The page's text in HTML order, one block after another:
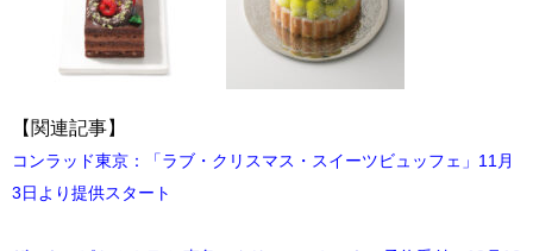
【関連記事】
コンラッド東京：「ラブ・クリスマス・スイーツビュッフェ」11月
3日より提供スタート